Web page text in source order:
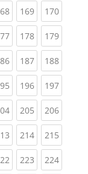
(current)
169(current)
170
(current)
178(current)
179
(current)
187(current)
188
(current)
196(current)
197
(current)
205(current)
206
(current)
214(current)
215
(current)
223(current)
224